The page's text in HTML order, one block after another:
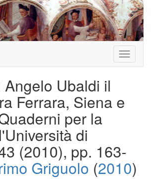
Toggle
Angelo Ubaldi il
Ferrara, Siena e
per la
di
(2010), pp. 163-
Griguolo (2010)